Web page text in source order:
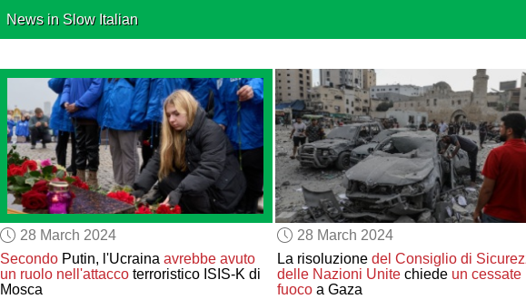
News in Slow Italian
28 March 2024
SecondoPutin, l'Ucraina avrebbe avuto
un ruolo nell'attaccoterroristico ISIS-K di
Mosca
28 March 2024
La risoluzione del Consiglio di
delle Nazioni Unitechiede un cessate
fuocoa Gaza